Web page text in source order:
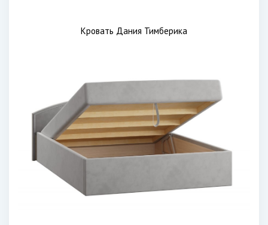
Кровать Дания Тимберика